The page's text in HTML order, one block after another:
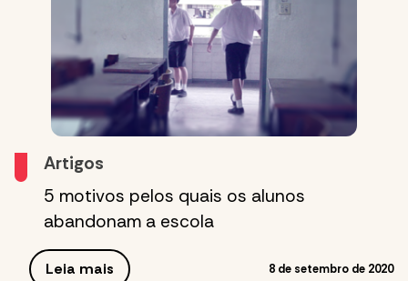
Artigos
5 motivos pelos quais os alunos
abandonam a escola
Leia mais 8 de setembro de 2020